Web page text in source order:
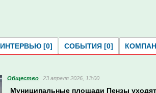
ИНТЕРВЬЮ [0] СОБЫТИЯ [0]
Общество 23 апреля 2026, 13:00
Муниципальные площади Пензы